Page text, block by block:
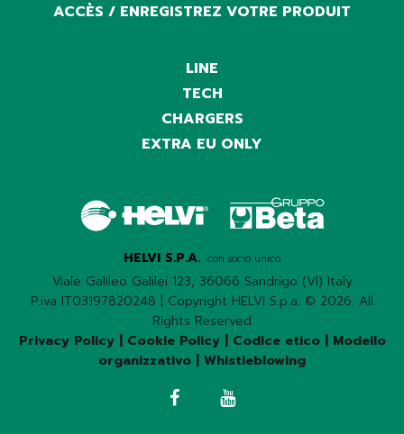
ACCÈS / ENREGISTREZ VOTRE PRODUIT
LINE
TECH
CHARGERS
EXTRA EU ONLY
HELVI S.P.A. con socio unico
Viale Galileo Galilei 123, 36066 Sandrigo (VI) Italy
P.iva IT03197820248 | Copyright HELVI S.p.a. © 2026. All
Rights Reserved
Privacy Policy| Cookie Policy| Codice etico| Modello
organizzativo
Whistleblowing